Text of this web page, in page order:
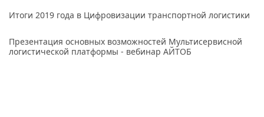
Итоги 2019 года в Цифровизации транспортной логистики
Презентация основных возможностей Мультисервисной
логистической платформы - вебинар АЙТОБ